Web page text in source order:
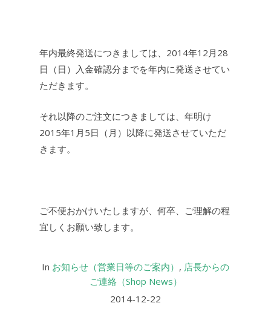
年内最終発送につきましては、2014年12月28
日（日）入金確認分までを年内に発送させてい
ただきます。
それ以降のご注文につきましては、年明け
2015年1月5日（月）以降に発送させていただ
きます。
ご不便おかけいたしますが、何卒、ご理解の程
宜しくお願い致します。
In お知らせ（営業日等のご案内） , 店長からの
ご連絡（Shop News）
2014-12-22